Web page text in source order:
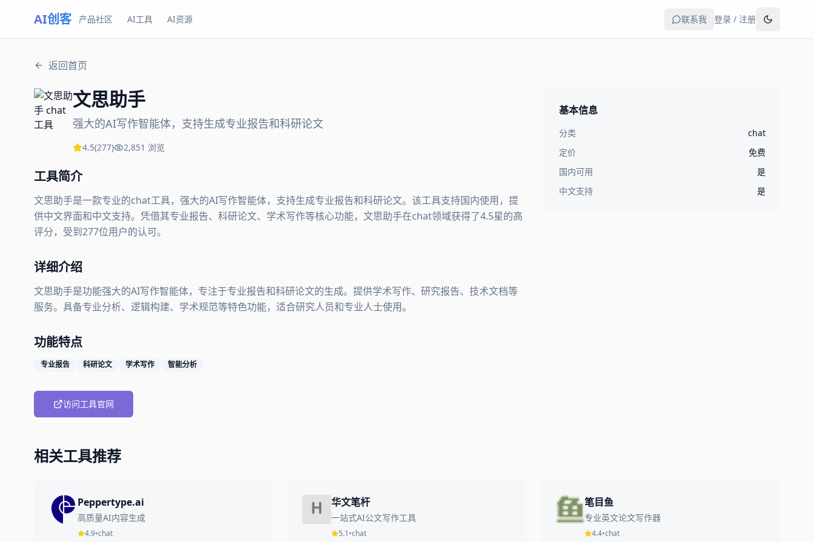
AI创客 产品社区 AI工具 AI资源 联系我 登录 / 注册
返回首页
文思助手
强大的AI写作智能体，支持生成专业报告和科研论文
4.5(277) 2,851 浏览
工具简介
文思助手是一款专业的chat工具，强大的AI写作智能体，支持生成专业报告和科研论文。该工具支持国内使用，提
供中文界面和中文支持。凭借其专业报告、科研论文、学术写作等核心功能，文思助手在chat领域获得了4.5星的高
评分，受到277位用户的认可。
详细介绍
文思助手是功能强大的AI写作智能体，专注于专业报告和科研论文的生成。提供学术写作、研究报告、技术文档等
服务。具备专业分析、逻辑构建、学术规范等特色功能，适合研究人员和专业人士使用。
功能特点
专业报告 科研论文 学术写作 智能分析
访问工具官网
基本信息
分类
chat
定价
免费
国内可用
是
中文支持
是
相关工具推荐
Peppertype.ai
高质量AI内容生成
4.9•chat
华文笔杆
一站式AI公文写作工具
5.1•chat
笔目鱼
专业英文论文写作器
4.4•chat